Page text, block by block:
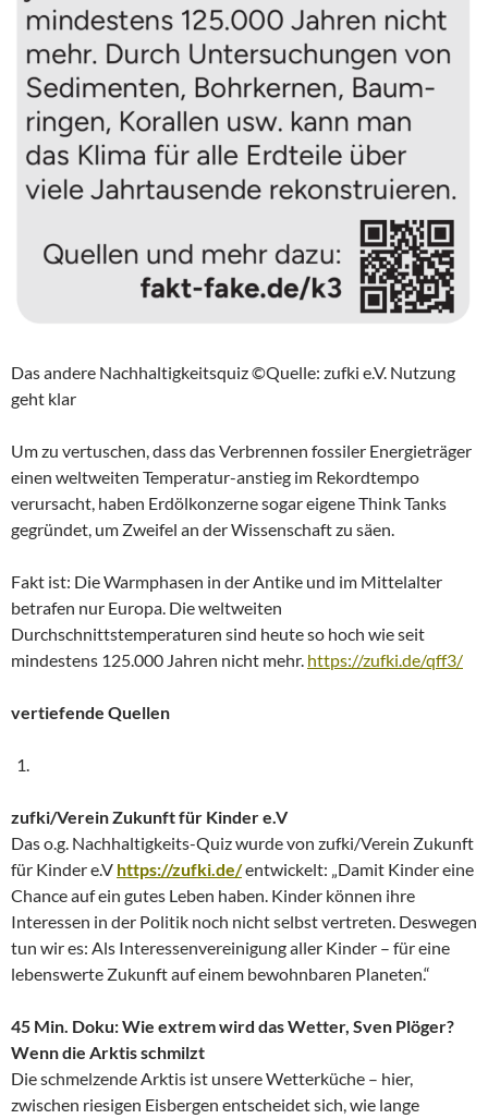
Das andere Nachhaltigkeitsquiz ©Quelle: zufki e.V. Nutzung
geht klar
Um zu vertuschen, dass das Verbrennen fossiler Energieträger
einen weltweiten Temperatur-anstieg im Rekordtempo
verursacht, haben Erdölkonzerne sogar eigene Think Tanks
gegründet, um Zweifel an der Wissenschaft zu säen.
Fakt ist: Die Warmphasen in der Antike und im Mittelalter
betrafen nur Europa. Die weltweiten
Durchschnittstemperaturen sind heute so hoch wie seit
mindestens 125.000 Jahren nicht mehr. https://zufki.de/qff3/
vertiefende Quellen
zufki/Verein Zukunft für Kinder e.V
Das o.g. Nachhaltigkeits-Quiz wurde von zufki/Verein Zukunft
für Kinder e.V https://zufki.de/entwickelt: „Damit Kinder eine
Chance auf ein gutes Leben haben. Kinder können ihre
Interessen in der Politik noch nicht selbst vertreten. Deswegen
tun wir es: Als Interessen­vereinigung aller Kinder – für eine
lebenswerte Zukunft auf einem bewohnbaren Planeten.“
45 Min. Doku: Wie extrem wird das Wetter, Sven Plöger?
Wenn die Arktis schmilzt
Die schmelzende Arktis ist unsere Wetterküche – hier,
zwischen riesigen Eisbergen entscheidet sich, wie lange